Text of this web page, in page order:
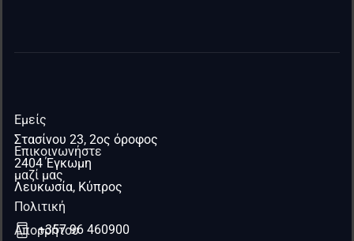
Εμείς
Επικοινωνήστε
μαζί μας
Πολιτική
Απορρήτου
Στασίνου 23, 2ος όροφος
2404 Έγκωμη
Λευκωσία, Κύπρος
+357 96 460900